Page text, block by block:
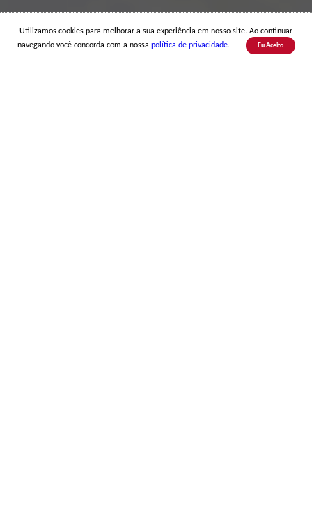
Utilizamos cookies para melhorar a sua experiência em nosso site. Ao continuar
navegando você concorda com a nossa política de privacidade. Eu Aceito